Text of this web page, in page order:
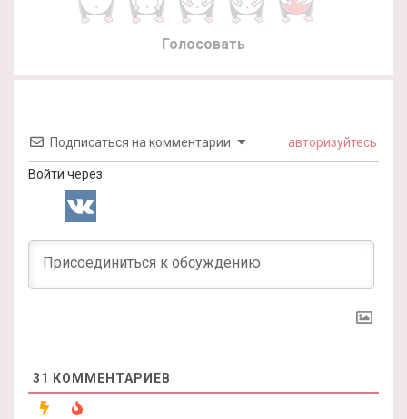
Голосовать
Подписаться на комментарии авторизуйтесь
Войти через:
31 КОММЕНТАРИЕВ